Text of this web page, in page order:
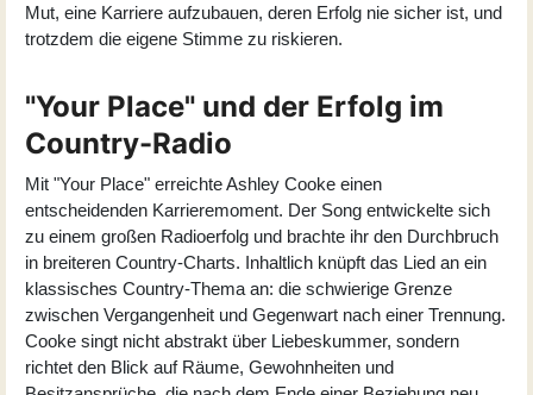
Mut, eine Karriere aufzubauen, deren Erfolg nie sicher ist, und
trotzdem die eigene Stimme zu riskieren.
"Your Place" und der Erfolg im
Country-Radio
Mit "Your Place" erreichte Ashley Cooke einen
entscheidenden Karrieremoment. Der Song entwickelte sich
zu einem großen Radioerfolg und brachte ihr den Durchbruch
in breiteren Country-Charts. Inhaltlich knüpft das Lied an ein
klassisches Country-Thema an: die schwierige Grenze
zwischen Vergangenheit und Gegenwart nach einer Trennung.
Cooke singt nicht abstrakt über Liebeskummer, sondern
richtet den Blick auf Räume, Gewohnheiten und